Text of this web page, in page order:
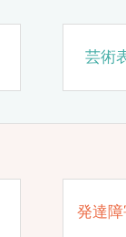
芸術
発達